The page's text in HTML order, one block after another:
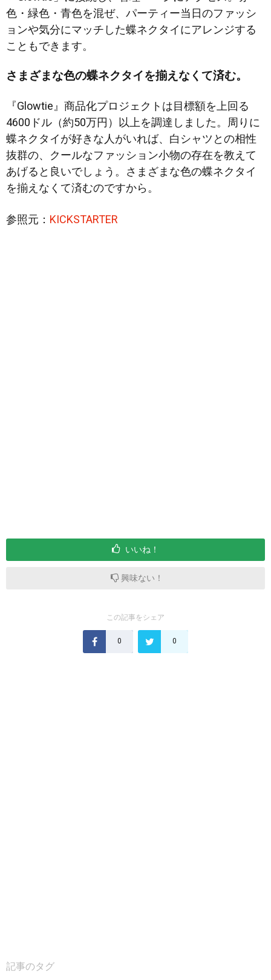
色・緑色・青色を混ぜ、パーティー当日のファッシ
ョンや気分にマッチした蝶ネクタイにアレンジする
こともできます。
さまざまな色の蝶ネクタイを揃えなくて済む。
『Glowtie』商品化プロジェクトは目標額を上回る
4600ドル（約50万円）以上を調達しました。周りに
蝶ネクタイが好きな人がいれば、白シャツとの相性
抜群の、クールなファッション小物の存在を教えて
あげると良いでしょう。さまざまな色の蝶ネクタイ
を揃えなくて済むのですから。
参照元： KICKSTARTER
いいね！
興味ない！
この記事をシェア
0 0
記事のタグ